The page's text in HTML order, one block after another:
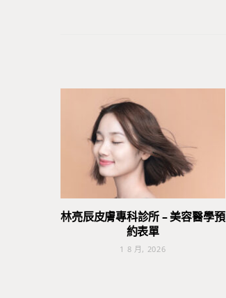
林亮辰皮膚專科診所 – 美容醫學預
約表單
1 8 月, 2026